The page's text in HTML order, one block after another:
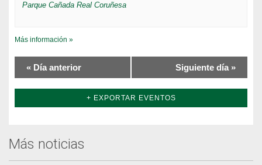
Parque Cañada Real Coruñesa
Más información »
« Día anterior Siguiente día »
+ EXPORTAR EVENTOS
Más noticias